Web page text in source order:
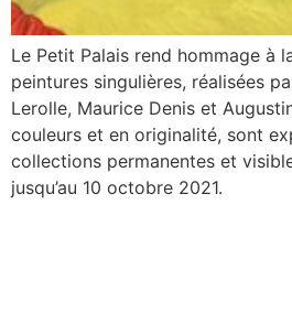
Le Petit Palais rend hommage à
peintures singulières, réalisées
Lerolle, Maurice Denis et
couleurs et en originalité, sont
collections permanentes et
jusqu’au 10 octobre 2021.